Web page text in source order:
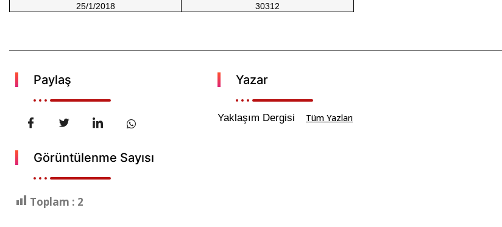
25/1/2018
30312
Paylaş Yazar
Yaklaşım Dergisi Tüm Yazları
Görüntülenme Sayısı
Toplam : 2